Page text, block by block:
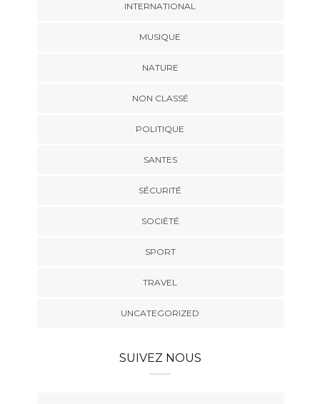
INTERNATIONAL
MUSIQUE
NATURE
NON CLASSÉ
POLITIQUE
SANTES
SÉCURITÉ
SOCIÉTÉ
SPORT
TRAVEL
UNCATEGORIZED
SUIVEZ NOUS